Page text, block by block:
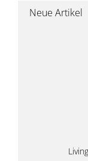
Neue Artikel